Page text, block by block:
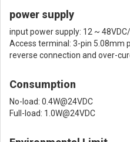
power supply
input power supply: 12 ~
Access terminal: 3-pin 5.08mm
reverse connection and over-
Consumption
No-load: 0.4W@24VDC
Full-load: 1.0W@24VDC